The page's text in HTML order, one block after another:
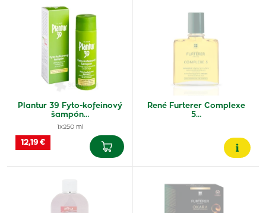
Plantur 39 Fyto-kofeinový
šampón…
1x250 ml
12,19 €
René Furterer Complexe
5…